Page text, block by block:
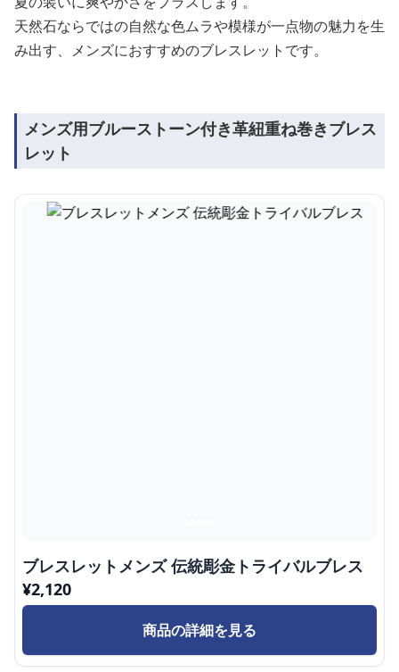
天然石ならではの自然な色ムラや模様が一点物の魅力を生
み出す、メンズにおすすめのブレスレットです。
メンズ用ブルーストーン付き革紐重ね巻きブレス
レット
ブレスレットメンズ 伝統彫金トライバルブレス
¥2,120
商品の詳細を見る